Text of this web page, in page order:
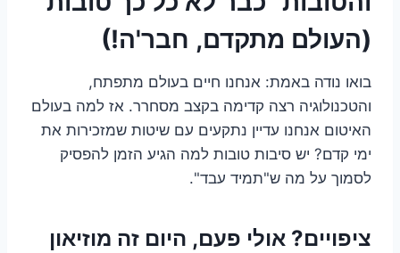
(העולם מתקדם, חבר'ה!)
בואו נודה באמת: אנחנו חיים בעולם מתפתח,
והטכנולוגיה רצה קדימה בקצב מסחרר. אז למה בעולם
האיטום אנחנו עדיין נתקעים עם שיטות שמזכירות את
ימי קדם? יש סיבות טובות למה הגיע הזמן להפסיק
לסמוך על מה ש"תמיד עבד".
ציפויים? אולי פעם, היום זה מוזיאון